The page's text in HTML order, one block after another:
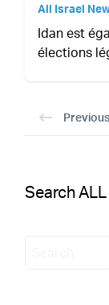
All Israel
Idan est
élections
Previous
Search